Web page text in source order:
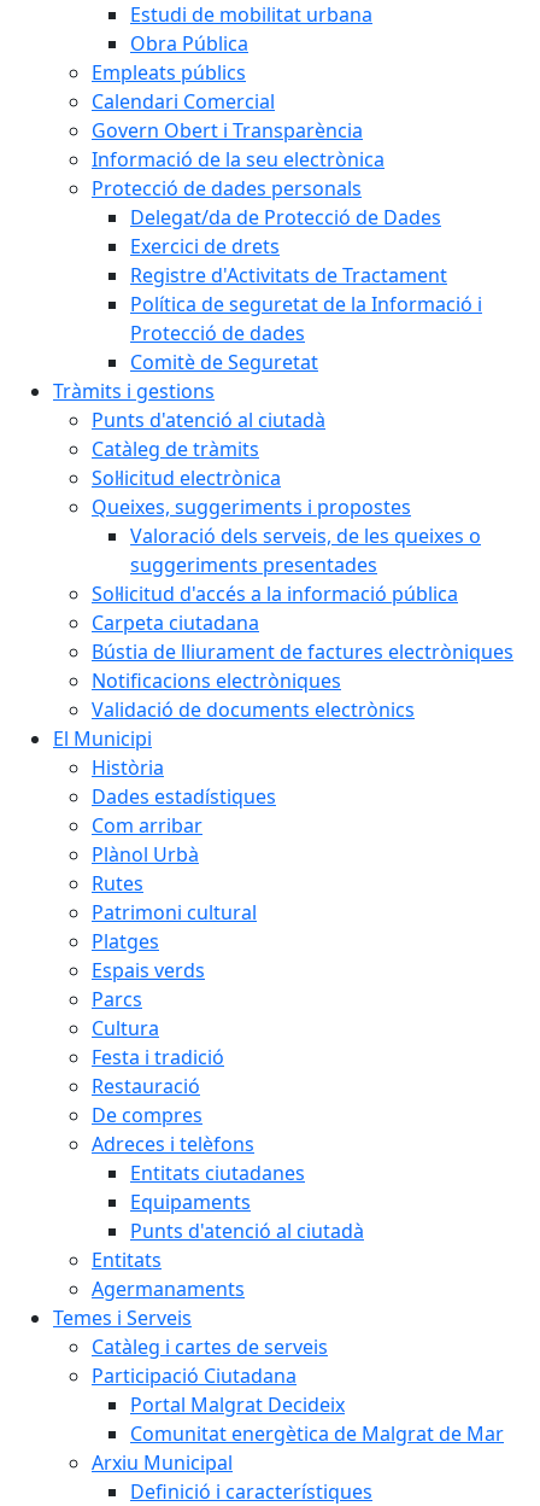
Estudi de mobilitat urbana
Obra Pública
Empleats públics
Calendari Comercial
Govern Obert i Transparència
Informació de la seu electrònica
Protecció de dades personals
Delegat/da de Protecció de Dades
Exercici de drets
Registre d'Activitats de Tractament
Política de seguretat de la Informació i
Protecció de dades
Comitè de Seguretat
Tràmits i gestions
Punts d'atenció al ciutadà
Catàleg de tràmits
Sol·licitud electrònica
Queixes, suggeriments i propostes
Valoració dels serveis, de les queixes o
suggeriments presentades
Sol·licitud d'accés a la informació pública
Carpeta ciutadana
Bústia de lliurament de factures electròniques
Notificacions electròniques
Validació de documents electrònics
El Municipi
Història
Dades estadístiques
Com arribar
Plànol Urbà
Rutes
Patrimoni cultural
Platges
Espais verds
Parcs
Cultura
Festa i tradició
Restauració
De compres
Adreces i telèfons
Entitats ciutadanes
Equipaments
Punts d'atenció al ciutadà
Entitats
Agermanaments
Temes i Serveis
Catàleg i cartes de serveis
Participació Ciutadana
Portal Malgrat Decideix
Comunitat energètica de Malgrat de Mar
Arxiu Municipal
Definició i característiques